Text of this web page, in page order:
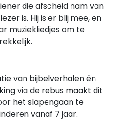
die afscheid nam van
is. Hij is er blij mee, en
muziekliedjes om te
van bijbelverhalen én
via de rebus maakt dit
het slapengaan te
vanaf 7 jaar.